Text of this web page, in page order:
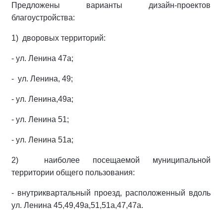
Предложены варианты дизайн-проектов
благоустройства:
1) дворовых территорий:
- ул. Ленина 47а;
- ул. Ленина, 49;
- ул. Ленина,49а;
- ул. Ленина 51;
- ул. Ленина 51а;
2) наиболее посещаемой муниципальной
территории общего пользования:
- внутриквартальный проезд, расположенный вдоль
ул. Ленина 45,49,49а,51,51а,47,47а.